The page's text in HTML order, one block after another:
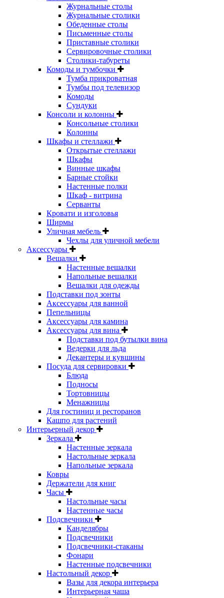
Журнальные столы
Журнальные столики
Обеденные столы
Письменные столы
Приставные столики
Сервировочные столики
Столики-табуреты
Комоды и тумбочки
Тумба прикроватная
Тумбы под телевизор
Комоды
Сундуки
Консоли и колонны
Консольные столики
Колонны
Шкафы и стеллажи
Открытые стеллажи
Шкафы
Винные шкафы
Барные стойки
Настенные полки
Шкаф - витрина
Серванты
Кровати и изголовья
Ширмы
Уличная мебель
Чехлы для уличной мебели
Аксессуары
Вешалки
Настенные вешалки
Напольные вешалки
Вешалки для одежды
Подставки под зонты
Аксессуары для ванной
Пепельницы
Аксессуары для камина
Аксессуары для вина
Подставки под бутылки вина
Ведерки для льда
Декантеры и кувшины
Посуда для сервировки
Блюда
Подносы
Тортовницы
Менажницы
Для гостиниц и ресторанов
Кашпо для растений
Интерьерный декор
Зеркала
Настенные зеркала
Настольные зеркала
Напольные зеркала
Ковры
Держатели для книг
Часы
Настольные часы
Настенные часы
Подсвечники
Канделябры
Подсвечники
Подсвечники-стаканы
Фонари
Настенные подсвечники
Настольный декор
Вазы для декора интерьера
Интерьерная чаша